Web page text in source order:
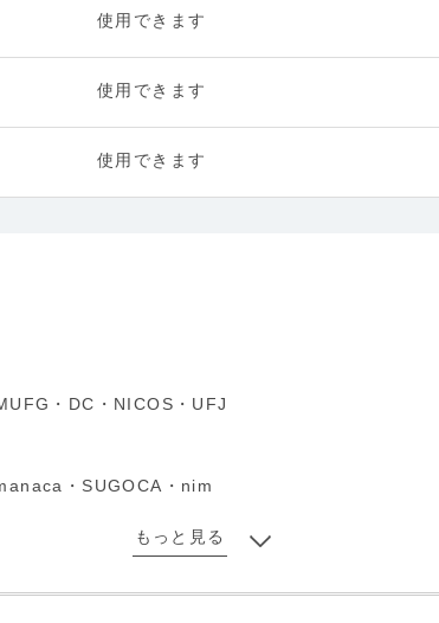
使用できます
使用できます
使用できます
・DC・NICOS・UFJ
・SUGOCA・nim
もっと見る